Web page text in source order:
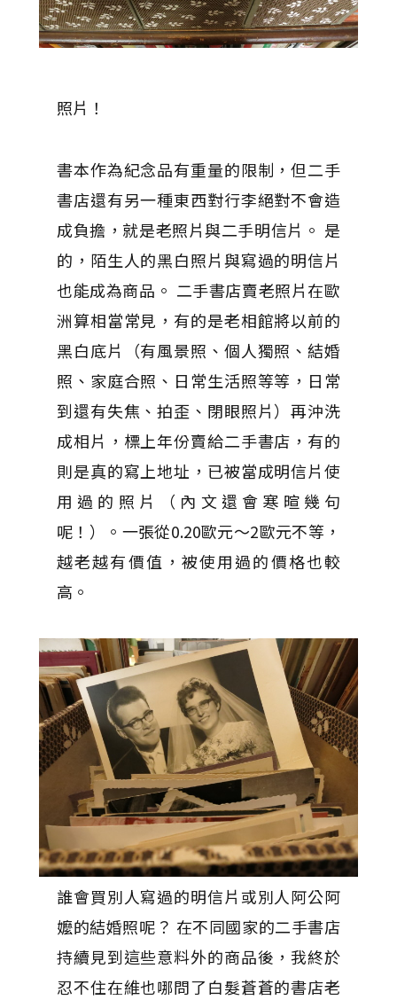
照片！
書本作為紀念品有重量的限制，但二手
書店還有另一種東西對行李絕對不會造
成負擔，就是老照片與二手明信片。 是
的，陌生人的黑白照片與寫過的明信片
也能成為商品。 二手書店賣老照片在歐
洲算相當常見，有的是老相館將以前的
黑白底片（有風景照、個人獨照、結婚
照、家庭合照、日常生活照等等，日常
到還有失焦、拍歪、閉眼照片）再沖洗
成相片，標上年份賣給二手書店，有的
則是真的寫上地址，已被當成明信片使
用過的照片（內文還會寒暄幾句
呢！）。一張從0.20歐元～2歐元不等，
越老越有價值，被使用過的價格也較
高。
誰會買別人寫過的明信片或別人阿公阿
嬤的結婚照呢？ 在不同國家的二手書店
持續見到這些意料外的商品後，我終於
忍不住在維也哪問了白髮蒼蒼的書店老